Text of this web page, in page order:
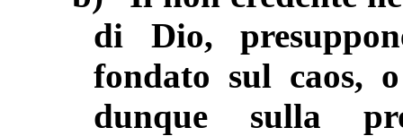
di Dio,
fondato sul caos,
dunque sulla